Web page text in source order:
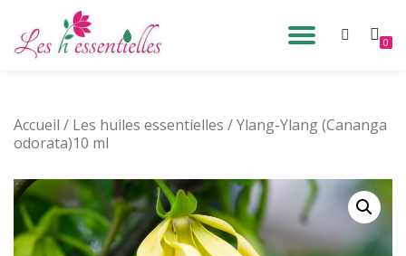
Aller
0
Accueil / Les huiles essentielles / Ylang-Ylang (Cananga
odorata)10 ml